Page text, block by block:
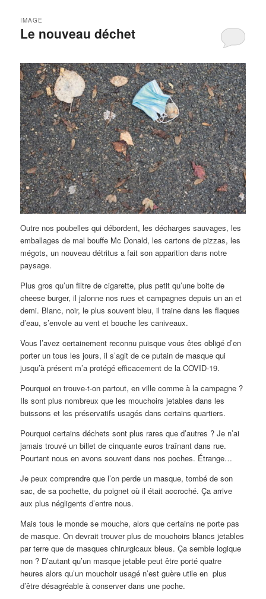
Le nouveau déchet
IMAGE
Outre nos poubelles qui débordent, les décharges sauvages, les
emballages de mal bouffe Mc Donald, les cartons de pizzas, les
mégots, un nouveau détritus a fait son apparition dans notre
paysage.
Plus gros qu’un filtre de cigarette, plus petit qu’une boite de
cheese burger, il jalonne nos rues et campagnes depuis un an et
demi. Blanc, noir, le plus souvent bleu, il traine dans les flaques
d’eau, s’envole au vent et bouche les caniveaux.
Vous l’avez certainement reconnu puisque vous êtes obligé d’en
porter un tous les jours, il s’agit de ce putain de masque qui
jusqu’à présent m’a protégé efficacement de la COVID-19.
Pourquoi en trouve-t-on partout, en ville comme à la campagne ?
Ils sont plus nombreux que les mouchoirs jetables dans les
buissons et les préservatifs usagés dans certains quartiers.
Pourquoi certains déchets sont plus rares que d’autres ? Je n’ai
jamais trouvé un billet de cinquante euros traînant dans rue.
Pourtant nous en avons souvent dans nos poches. Étrange…
Je peux comprendre que l’on perde un masque, tombé de son
sac, de sa pochette, du poignet où il était accroché. Ça arrive
aux plus négligents d’entre nous.
Mais tous le monde se mouche, alors que certains ne porte pas
de masque. On devrait trouver plus de mouchoirs blancs jetables
par terre que de masques chirurgicaux bleus. Ça semble logique
non ? D’autant qu’un masque jetable peut être porté quatre
heures alors qu’un mouchoir usagé n’est guère utile en plus
d’être désagréable à conserver dans une poche.